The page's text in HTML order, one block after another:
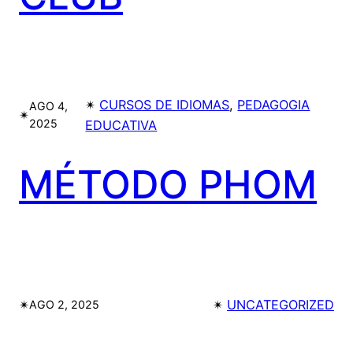
✴︎
AGO 4,
2025
✴︎ CURSOS DE IDIOMAS, PEDAGOGIA
EDUCATIVA
MÉTODO PHOM
✴︎AGO 2, 2025 ✴︎ UNCATEGORIZED